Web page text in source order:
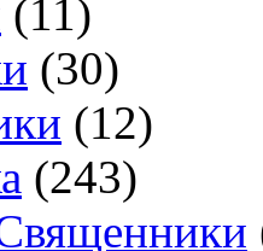
(11)
(30)
(12)
(243)